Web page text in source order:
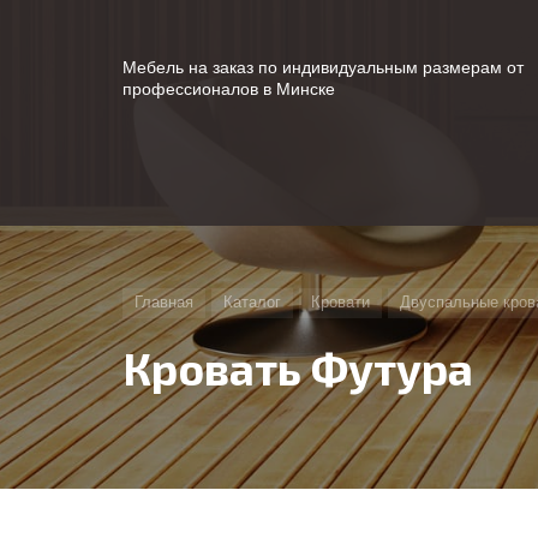
Мебель на заказ по индивидуальным размерам от
профессионалов в Минске
Главная Каталог Кровати Двуспальные
Кровать Футура